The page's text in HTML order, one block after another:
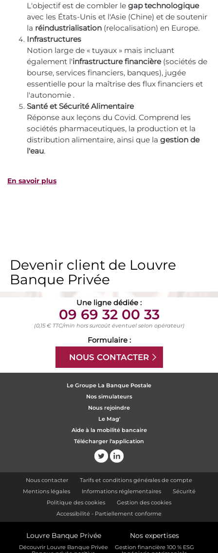
L'objectif est de combler le gap technologique
avec les États-Unis et l'Asie (Chine) et de soutenir
la réindustrialisation (relocalisation) en Europe.
Infrastructures
Notion large de « tuyaux » mais incluant
également l'infrastructure financière(sociétés de
bourse, services financiers, banques), jugée
essentielle pour la maîtrise des flux financiers et
l'autonomie .
Santé et Sécurité Alimentaire
Réponse aux leçons du Covid. Comprend les
sociétés pharmaceutiques, la production et la
distribution alimentaire, ainsi que la gestion de
l'eau.
En savoir plus
Devenir client de Louvre
Banque Privée
Une ligne dédiée :
09 69 32 00 33
(0,15 € TTC/min hors surcoût éventuel selon opérateur)
Formulaire :
NOUS CONTACTER
Le Groupe La Banque Postale
Nos simulateurs
Nous rejoindre
Le Mag'
Aide à la mobilité bancaire
Télécharger l'application
Nous contacter
Tarifs et conditions générales de compte
Mentions légales
Informations réglementaires
Sécurité
Politique des cookies
Gestion des cookies
Accessibilité - Partiellement conforme
Louvre Banque Privée
Découvrir Louvre Banque Privée
Nos expertises
Gestion financière 100 % ESG